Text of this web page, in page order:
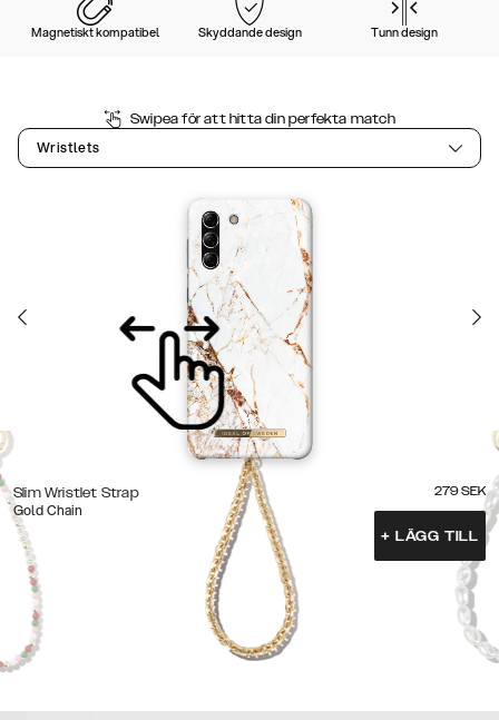
Magnetiskt kompatibel Skyddande design Tunn design
Swipea för att hitta din perfekta match
Wristlets
Slim Wristlet Strap
Gold Chain
279 SEK
+ LÄGG TILL